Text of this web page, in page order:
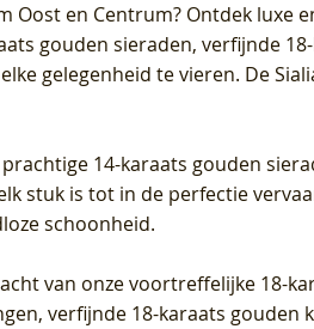
Lab
Blush Lab Diamonds Ring
Geelgoud (14k) met Lab
Diamant
–
Blush Lab Diamonds
LG7027Y - Geelgoud
grown Diamant
–
Blush Lab Diamonds
LG7026Y - Geelgoud
grown Diamant
Oost en Centrum? Ontdek luxe
gouden sieraden, verfijnde
gelegenheid te vieren. De
14-karaats gouden
stuk is tot in de perfectie
schoonheid.
van onze voortreffelijke 18-
verfijnde 18-karaats